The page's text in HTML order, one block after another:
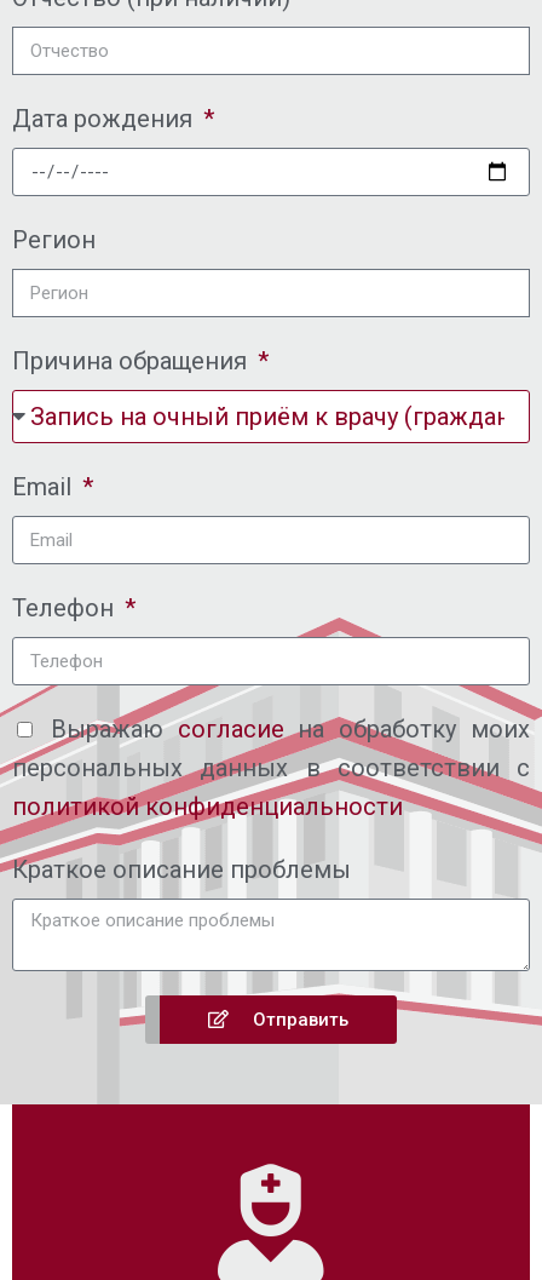
Дата рождения
Регион
Причина обращения
Email
Телефон
Выражаюсогласиена обработку моих
персональных данных в соответствии с
политикой конфиденциальности
Краткое описание проблемы
Отправить